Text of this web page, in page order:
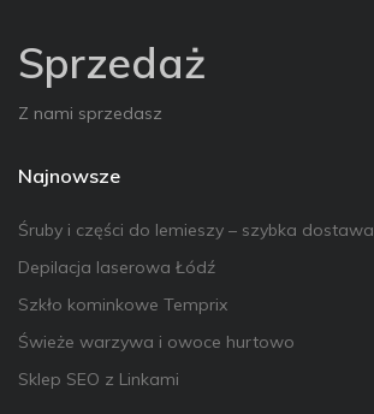
Sprzedaż
Z nami sprzedasz
Najnowsze
Śruby i części do lemieszy – szybka dostawa
Depilacja laserowa Łódź
Szkło kominkowe Temprix
Świeże warzywa i owoce hurtowo
Sklep SEO z Linkami